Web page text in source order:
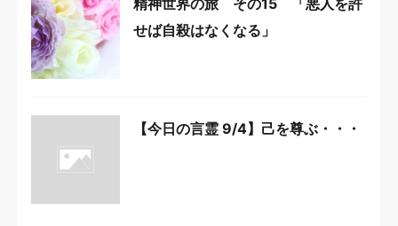
精神世界の旅 その15 「悪人を許
せば自殺はなくなる」
【今日の言霊 9/4】己を尊ぶ・・・